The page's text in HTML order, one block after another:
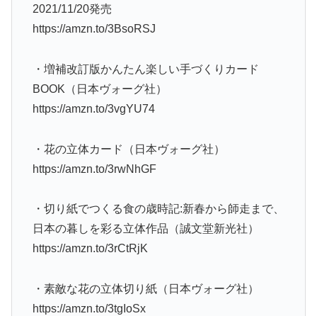
2021/11/20発売
https://amzn.to/3BsoRSJ
・増補改訂版かんたん楽しい手づくりカード
BOOK（日本ヴォーグ社）
https://amzn.to/3vgYU74
・花の立体カード（日本ヴォーグ社）
https://amzn.to/3rwNhGF
・切り紙でつくる食の歳時記:新春から師走まで、
日本の暮しを彩る立体作品（誠文堂新光社）
https://amzn.to/3rCtRjK
・素敵な花の立体切り紙（日本ヴォーグ社）
https://amzn.to/3tgIoSx